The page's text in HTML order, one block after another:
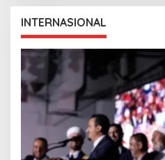
INTERNASIONAL